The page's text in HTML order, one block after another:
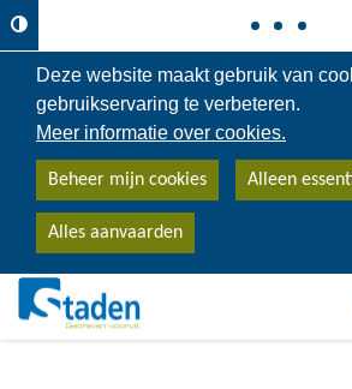
Deze website maakt gebruik van
gebruikservaring te verbeteren.
Meer informatie over cookies.
Beheer mijn cookies Alleen
Alles aanvaarden